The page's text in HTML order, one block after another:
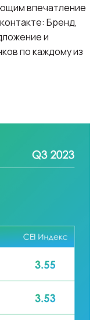
впечатление
Бренд,
и
по каждому из